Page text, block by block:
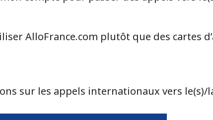
250 min pour ⁦$5⁩
227 min pour ⁦$5⁩
72 min pour ⁦$5⁩
72 min pour ⁦$5⁩
AlloFrance.com plutôt que des cartes
sur les appels internationaux vers le(s)/